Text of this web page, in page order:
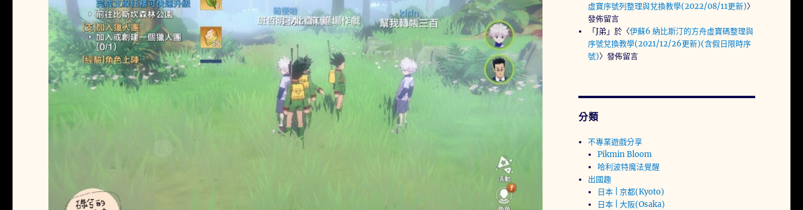
虛寶序號列整理與兌換教學(2022/08/11更新)〉
發佈留言
「J弟 」於〈伊蘇6 納比斯汀的方舟虛寶碼整理與
序號兌換教學(2021/12/26更新)(含假日限時序
號)〉發佈留言
分類
不專業遊戲分享
Pikmin Bloom
哈利波特魔法覺醒
出國趣
日本 | 京都(Kyoto)
日本 | 大阪(Osaka)